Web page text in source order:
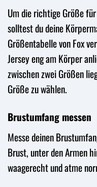
Um die richtige Größe
solltest du deine
Größentabelle von Fox
Jersey eng am Körper
zwischen zwei Größen
Größe zu wählen.
Brustumfang messen
Messe deinen
Brust, unter den Armen
waagerecht und atme